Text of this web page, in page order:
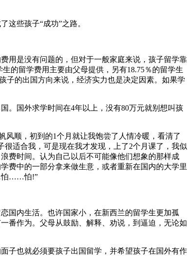
这些孩子“成功”之路。
用是没有问题的，但对于一般家庭来说，孩子留学靠
的留学费用主要由父母提供，另有18.75％的留学生
子的出国方向来说，经济实力也是决定因素。如果学
。国外求学时间在4年以上，没有80万元就别想叫孩
风顺，初到的1个月就让我饱尝了人情冷暖，看清了
适合我，可是现在我才发现，上了2个月课了，我似
费时间。认为自己以后不可能像他们想象的那样成
费中的一部分拿来做生意，或者重新在国内的大学里
怕……怕!”
国内生活。也许国家小，在新西兰的留学生更加孤
番作为。父母从鼓励、解释、劝说，到逼迫，无论如
子也就必须要孩子出国留学，并希望孩子在国外有作